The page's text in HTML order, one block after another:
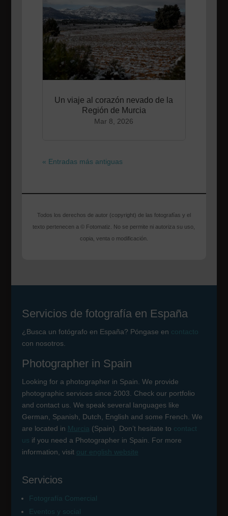
Un viaje al corazón nevado de la
Región de Murcia
Mar 8, 2026
« Entradas más antiguas
Todos los derechos de autor (copyright) de las fotografías y el
texto pertenecen a © Fotomatiz. No se permite ni autoriza su uso,
copia, venta o modificación.
Servicios de fotografía en España
¿Busca un fotógrafo en España? Póngase en contacto
con nosotros.
Photographer in Spain
Looking for a photographer in Spain. We provide
photographic services since 2003. Check our portfolio
and contact us. We speak several languages like
German, Spanish, Dutch, English and some French. We
are located in Murcia (Spain). Don’t hesitate to contact
us if you need a Photographer in Spain. For more
information, visit our english website
Servicios
Fotografía Comercial
Eventos y social